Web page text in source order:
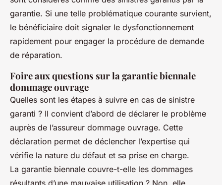
garantie. Si une telle problématique courante survient,
le bénéficiaire doit signaler le dysfonctionnement
rapidement pour engager la procédure de demande
de réparation.
Foire aux questions sur la garantie biennale
dommage ouvrage
Quelles sont les étapes à suivre en cas de sinistre
garanti ? Il convient d’abord de déclarer le problème
auprès de l’assureur dommage ouvrage. Cette
déclaration permet de déclencher l’expertise qui
vérifie la nature du défaut et sa prise en charge.
La garantie biennale couvre-t-elle les dommages
résultants d’une mauvaise utilisation ? Non, elle